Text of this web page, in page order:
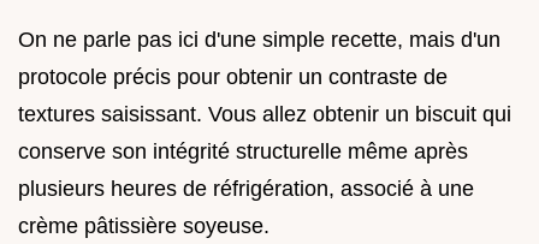
On ne parle pas ici d'une simple recette, mais d'un
protocole précis pour obtenir un contraste de
textures saisissant. Vous allez obtenir un biscuit qui
conserve son intégrité structurelle même après
plusieurs heures de réfrigération, associé à une
crème pâtissière soyeuse.